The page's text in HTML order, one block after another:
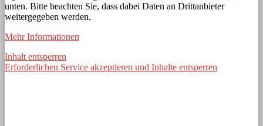
unten. Bitte beachten Sie, dass dabei Daten an Drittanbieter
weitergegeben werden.
Mehr Informationen
Inhalt entsperren
Erforderlichen Service akzeptieren und Inhalte entsperren